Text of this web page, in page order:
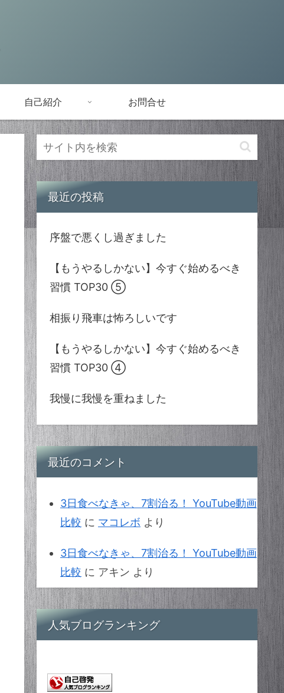
自己紹介 お問合せ
最近の投稿
序盤で悪くし過ぎました
【もうやるしかない】今すぐ始めるべき
習慣 TOP30 ⑤
相振り飛車は怖ろしいです
【もうやるしかない】今すぐ始めるべき
習慣 TOP30 ④
我慢に我慢を重ねました
最近のコメント
3日食べなきゃ、7割治る！ YouTube動画
比較 に マコレボ より
3日食べなきゃ、7割治る！ YouTube動画
比較 に アキン より
人気ブログランキング